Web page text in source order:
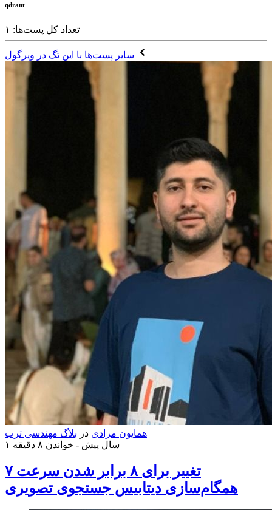
qdrant
تعداد کل پست‌ها: ۱
همایون مرادی در بلاگ مهندسی ترب
۱ سال پیش - خواندن ۸ دقیقه
۷ تغییر برای ۸ برابر شدن سرعت
همگام‌سازی دیتابیس جستجوی تصویری